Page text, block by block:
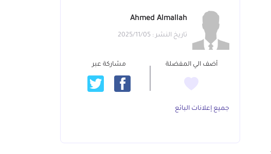
Ahmed Almallah
تاريخ النشر : 2025/11/05
أضف الي المفضلة مشاركة عبر
جميع إعلانات البائع